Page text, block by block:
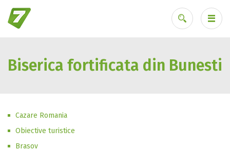
Ai uitat parola?
Biserica fortificata din Bunesti
Cazare Romania
Obiective turistice
Brasov